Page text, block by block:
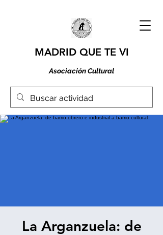
MADRID QUE TE VI
Asociación Cultural
La Arganzuela: de